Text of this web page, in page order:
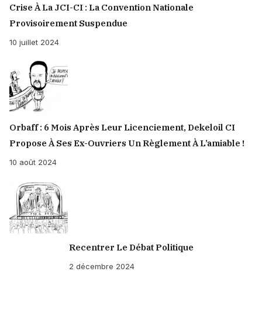
Crise À La JCI-CI : La Convention Nationale
Provisoirement Suspendue
10 juillet 2024
Orbaff : 6 Mois Après Leur Licenciement, Dekeloil CI
Propose À Ses Ex-Ouvriers Un Règlement À L’amiable !
10 août 2024
Recentrer Le Débat Politique
2 décembre 2024